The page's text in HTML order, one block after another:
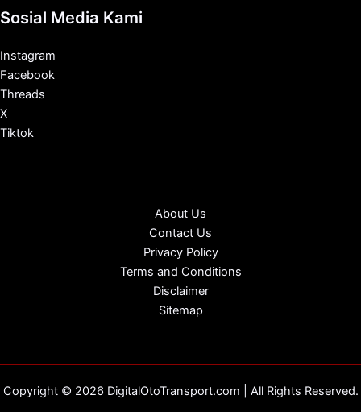
Sosial Media Kami
Instagram
Facebook
Threads
X
Tiktok
About Us
Contact Us
Privacy Policy
Terms and Conditions
Disclaimer
Sitemap
Copyright © 2026 DigitalOtoTransport.com | All Rights Reserved.